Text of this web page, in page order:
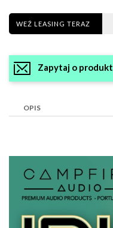
WEŹ LEASING TERAZ
Zapytaj o produkt
OPIS